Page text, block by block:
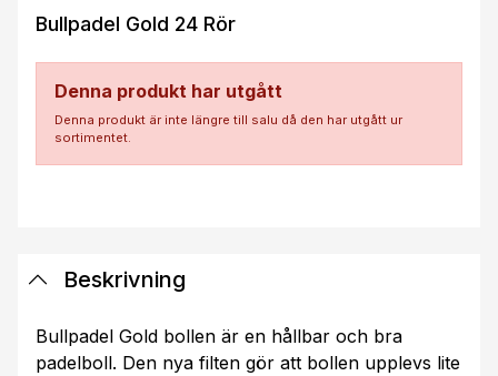
Bullpadel Gold 24 Rör
Denna produkt har utgått
Denna produkt är inte längre till salu då den har utgått ur
sortimentet.
Beskrivning
Bullpadel Gold bollen är en hållbar och bra
padelboll. Den nya filten gör att bollen upplevs lite